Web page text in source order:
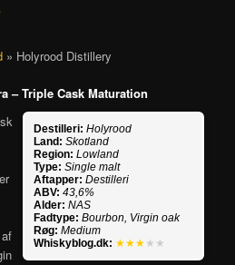
» Holyrood Distillery
– Triple Cask Maturation
Destilleri: Holyrood
Land: Skotland
Region: Lowland
Type: Single malt
Aftapper: Destilleri
ABV: 43,6%
Alder: NAS
Fadtype: Bourbon, Virgin oak
Røg: Medium
Whiskyblog.dk: ★★★ ★★